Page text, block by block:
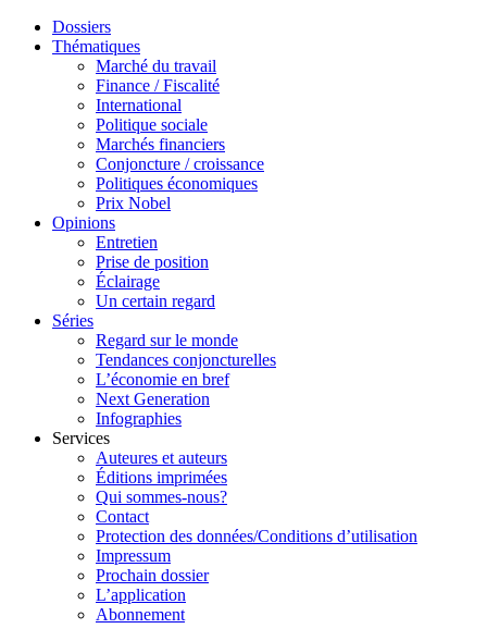
Dossiers
Thématiques
Marché du travail
Finance / Fiscalité
International
Politique sociale
Marchés financiers
Conjoncture / croissance
Politiques économiques
Prix Nobel
Opinions
Entretien
Prise de position
Éclairage
Un certain regard
Séries
Regard sur le monde
Tendances conjoncturelles
L’économie en bref
Next Generation
Infographies
Services
Auteures et auteurs
Éditions imprimées
Qui sommes-nous?
Contact
Protection des données/Conditions d’utilisation
Impressum
Prochain dossier
L’application
Abonnement